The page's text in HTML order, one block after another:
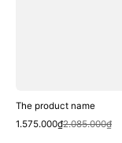
The product name
Sale
1.575.000₫
Regular
2.085.000₫